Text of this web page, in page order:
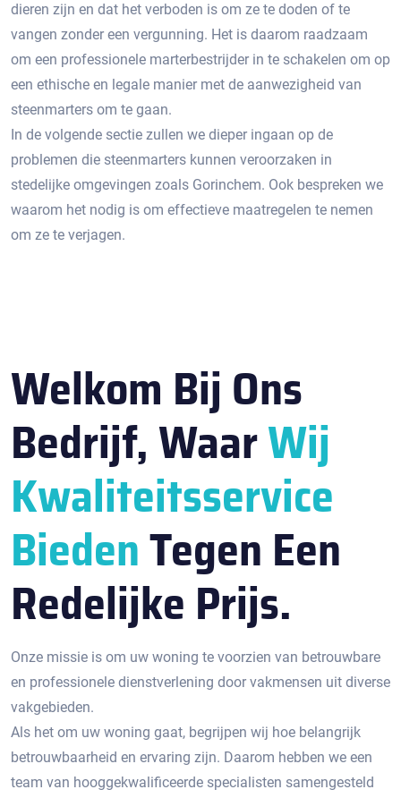
dieren zijn en dat het verboden is om ze te doden of te
vangen zonder een vergunning.​ Het is daarom raadzaam
om een professionele marterbestrijder in te schakelen om op
een ethische en legale manier met de aanwezigheid van
steenmarters om te gaan.
In de volgende sectie zullen we dieper ingaan op de
problemen die steenmarters kunnen veroorzaken in
stedelijke omgevingen zoals Gorinchem.​ Ook bespreken we
waarom het nodig is om effectieve maatregelen te nemen
om ze te verjagen.​
Welkom Bij Ons
Bedrijf, WaarWij
Kwaliteitsservice
BiedenTegen Een
Redelijke Prijs.
Onze missie is om uw woning te voorzien van betrouwbare
en professionele dienstverlening door vakmensen uit diverse
vakgebieden.
Als het om uw woning gaat, begrijpen wij hoe belangrijk
betrouwbaarheid en ervaring zijn. Daarom hebben we een
team van hooggekwalificeerde specialisten samengesteld